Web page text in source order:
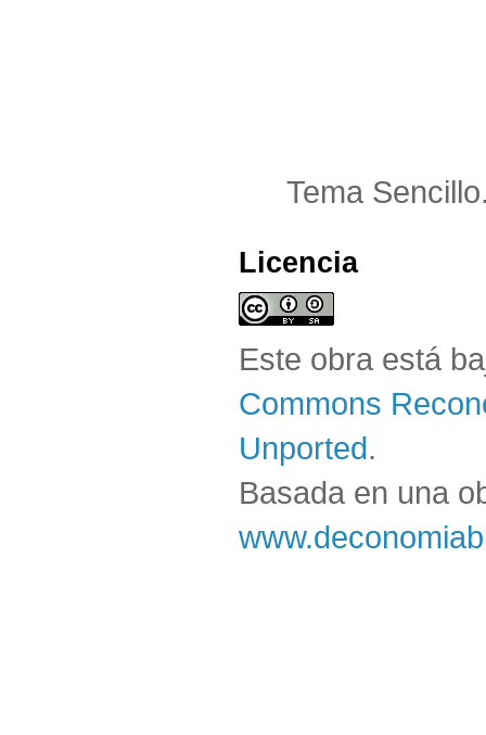
Tema
Licencia
Este obra está
Commons
Unported.
Basada en una